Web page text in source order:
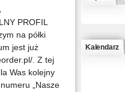
PROFIL
na półki
jest już
. Z tej
Was kolejny
„Nasze
Kalendarz